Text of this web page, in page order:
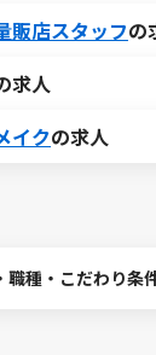
販店スタッフの
求人
イクの求人
種・こだわり条